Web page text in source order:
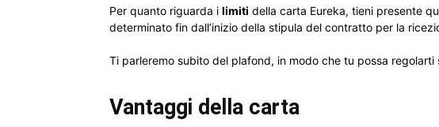
Per quanto riguarda i limiti della carta Eureka, tieni presente
determinato fin dall’inizio della stipula del contratto per la
Ti parleremo subito del plafond, in modo che tu possa
Vantaggi della carta